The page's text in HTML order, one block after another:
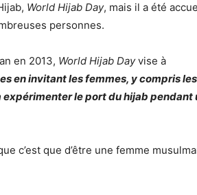
World Hijab Day, mais il a été
personnes.
en 2013, World Hijab Dayvise à
en invitant les femmes, y compris les
expérimenter le port du hijab pendant
c’est que d’être une femme